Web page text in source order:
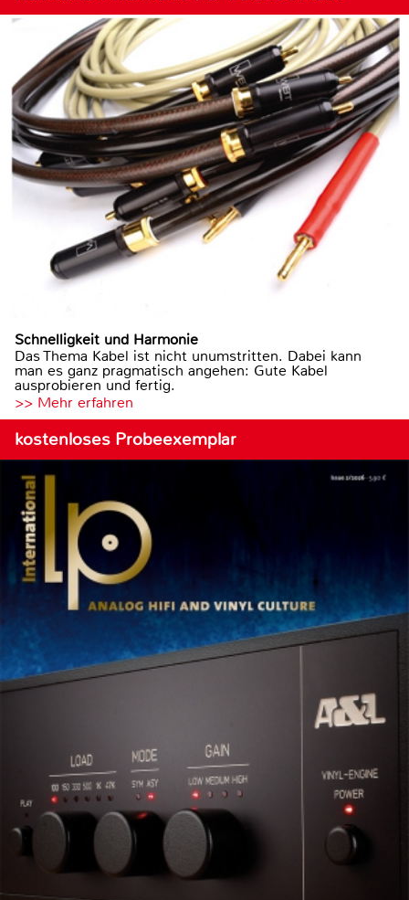
Schnelligkeit und Harmonie
Das Thema Kabel ist nicht unumstritten. Dabei kann
man es ganz pragmatisch angehen: Gute Kabel
ausprobieren und fertig.
>> Mehr erfahren
kostenloses Probeexemplar